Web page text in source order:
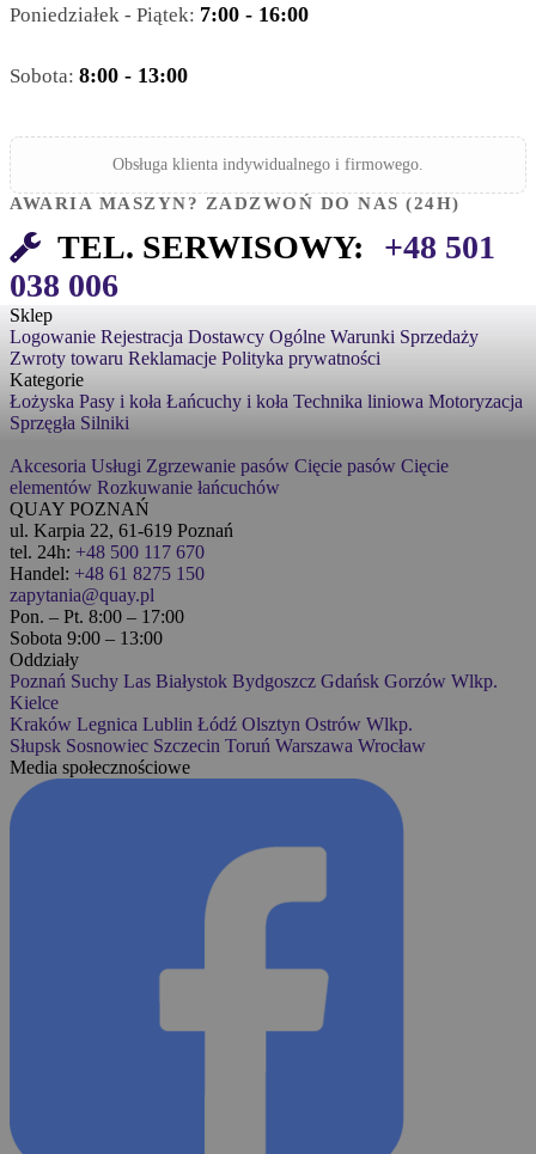
Poniedziałek - Piątek: 7:00 - 16:00
Sobota: 8:00 - 13:00
Obsługa klienta indywidualnego i firmowego.
AWARIA MASZYN? ZADZWOŃ DO NAS (24H)
TEL. SERWISOWY:
+48 501
038 006
Sklep
Logowanie Rejestracja Dostawcy Ogólne Warunki Sprzedaży
Zwroty towaru Reklamacje Polityka prywatności
Kategorie
Łożyska Pasy i koła Łańcuchy i koła Technika liniowa Motoryzacja
Sprzęgła Silniki
Akcesoria Usługi Zgrzewanie pasów Cięcie pasów Cięcie
elementów Rozkuwanie łańcuchów
QUAY POZNAŃ
ul. Karpia 22, 61-619 Poznań
tel. 24h: +48 500 117 670
Handel: +48 61 8275 150
zapytania@quay.pl
Pon. – Pt. 8:00 – 17:00
Sobota 9:00 – 13:00
Oddziały
Poznań Suchy Las Białystok Bydgoszcz Gdańsk Gorzów Wlkp.
Kielce
Kraków Legnica Lublin Łódź Olsztyn Ostrów Wlkp.
Słupsk Sosnowiec Szczecin Toruń Warszawa Wrocław
Media społecznościowe